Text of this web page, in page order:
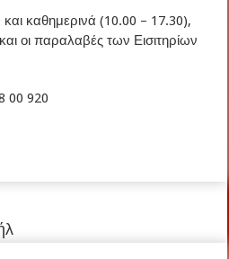
καθημερινά (10.00 – 17.30),
οι παραλαβές των Εισιτηρίων
00 920